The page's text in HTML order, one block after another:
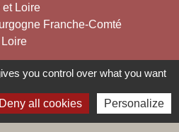
et Loire
Franche-Comté
you control over what you want
Deny all cookies Personalize